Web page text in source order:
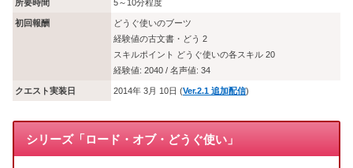
所要時間 5～10分程度
初回報酬
どうぐ使いのブーツ
経験値の古文書・どう 2
スキルポイント どうぐ使いの各スキル 20
経験値: 2040 / 名声値: 34
クエスト実装日 2014年 3月 10日 (Ver.2.1 追加配信)
シリーズ「ロード・オブ・どうぐ使い」